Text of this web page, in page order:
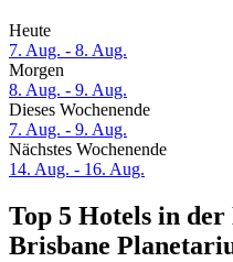
Heute
7. Aug. - 8. Aug.
Morgen
8. Aug. - 9. Aug.
Dieses Wochenende
7. Aug. - 9. Aug.
Nächstes Wochenende
14. Aug. - 16. Aug.
Top 5 Hotels in
Brisbane